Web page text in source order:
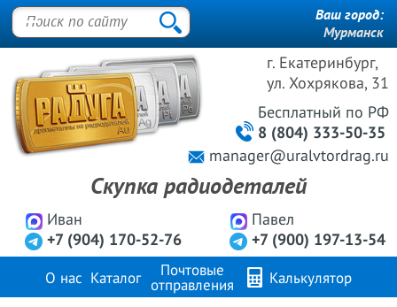
г. Екатеринбург,
ул. Хохрякова, 31
Иван
+7 (904) 170-52-76
Павел
+7 (900) 197-13-54
Бесплатный по РФ
8 (804) 333-50-35
manager@uralvtordrag.ru
Скупка радиодеталей
Ваш город:
Мурманск
О нас Каталог
Почтовые
отправления
Калькулятор